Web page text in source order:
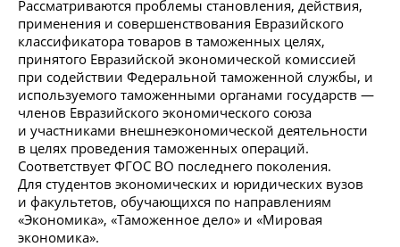
Рассматриваются проблемы становления, действия,
применения и совершенствования Евразийского
классификатора товаров в таможенных целях,
принятого Евразийской экономической комиссией
при содействии Федеральной таможенной службы, и
используемого таможенными органами государств —
членов Евразийского экономического союза
и участниками внешнеэкономической деятельности
в целях проведения таможенных операций.
Соответствует ФГОС ВО последнего поколения.
Для студентов экономических и юридических вузов
и факультетов, обучающихся по направлениям
«Экономика», «Таможенное дело» и «Мировая
экономика».